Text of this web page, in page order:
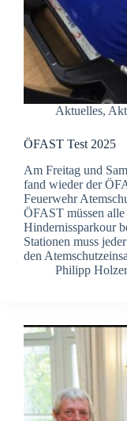
Aktuelles,
ÖFAST Test 2025
Am Freitag und
fand wieder der
Feuerwehr
ÖFAST müssen alle
Hindernissparkour
Stationen muss
den
Philipp Holzer